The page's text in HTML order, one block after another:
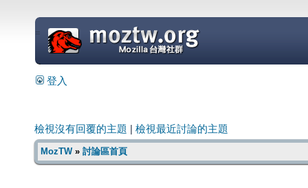
=
登入
檢視沒有回覆的主題 檢視最近討論的主題
MozTW» 討論區首頁